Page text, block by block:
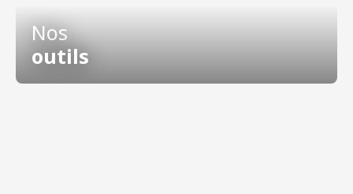
Nos
outils